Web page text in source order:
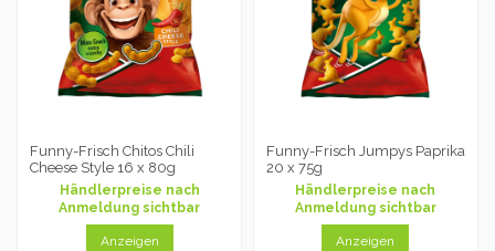
Funny-Frisch Chitos Chili
Cheese Style 16 x 80g
Händlerpreise nach
Anmeldung sichtbar
Anzeigen
Funny-Frisch Jumpys Paprika
20 x 75g
Händlerpreise nach
Anmeldung sichtbar
Anzeigen